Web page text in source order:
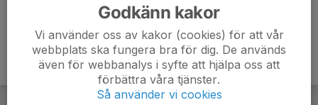
Godkänn kakor
Vi använder oss av kakor (cookies) för att vår
webbplats ska fungera bra för dig. De används
även för webbanalys i syfte att hjälpa oss att
förbättra våra tjänster.
Så använder vi cookies